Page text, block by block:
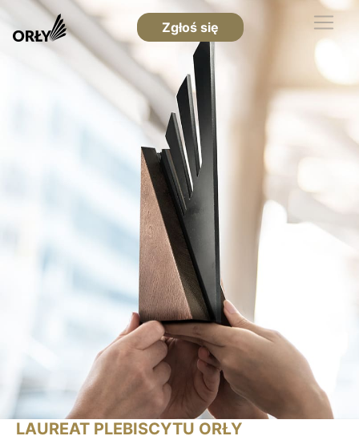
Zgłoś się
LAUREAT PLEBISCYTU ORŁY